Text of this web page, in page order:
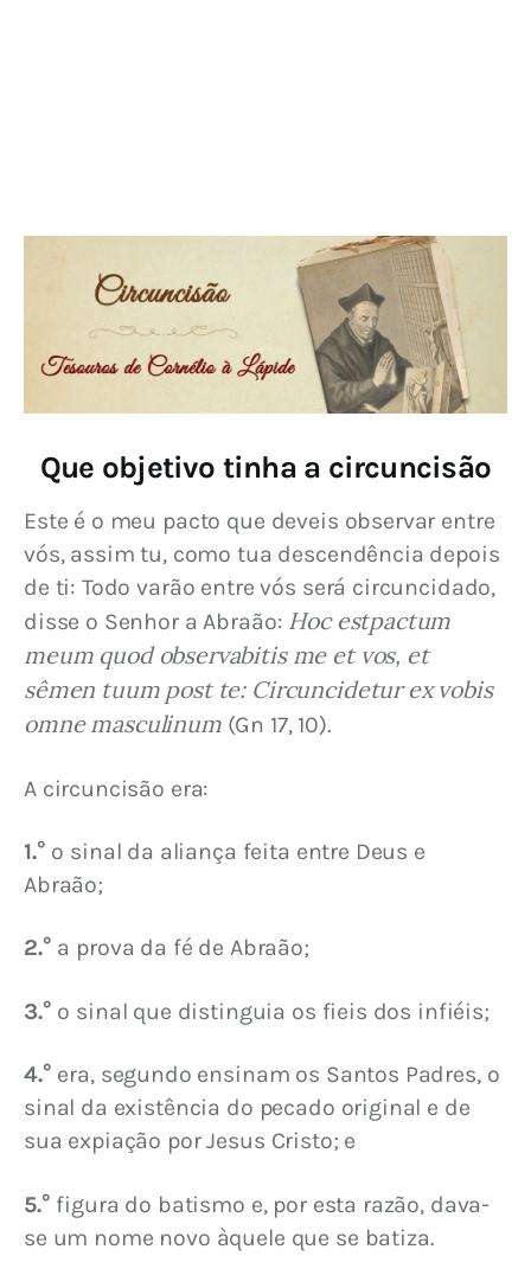
Que objetivo tinha a circuncisão
Este é o meu pacto que deveis observar entre
vós, assim tu, como tua descendência depois
de ti: Todo varão entre vós será circuncidado,
disse o Senhor a Abraão: Hoc estpactum
meum quod observabitis me et vos, et
sêmen tuum post te: Circuncidetur ex vobis
omne masculinum (Gn 17, 10).
A circuncisão era:
1.° o sinal da aliança feita entre Deus e
Abraão;
2.° a prova da fé de Abraão;
3.° o sinal que distinguia os fieis dos infiéis;
4.° era, segundo ensinam os Santos Padres, o
sinal da existência do pecado original e de
sua expiação por Jesus Cristo; e
5.° figura do batismo e, por esta razão, dava-
se um nome novo àquele que se batiza.